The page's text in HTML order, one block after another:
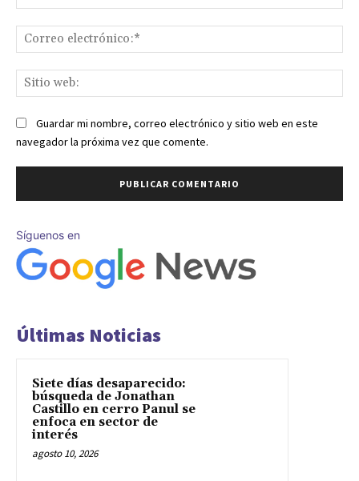
Guardar mi nombre, correo electrónico y sitio web en este
navegador la próxima vez que comente.
Síguenos en
Últimas Noticias
Siete días desaparecido:
búsqueda de Jonathan
Castillo en cerro Panul se
enfoca en sector de
interés
agosto 10, 2026